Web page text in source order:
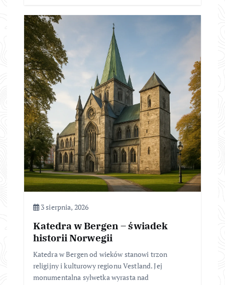
3 sierpnia, 2026
Katedra w Bergen – świadek
historii Norwegii
Katedra w Bergen od wieków stanowi trzon
religijny i kulturowy regionu Vestland. Jej
monumentalna sylwetka wyrasta nad